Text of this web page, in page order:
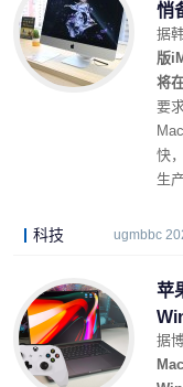
悄
据
版
将
要
快
生
科技 ugmbbc
苹
据